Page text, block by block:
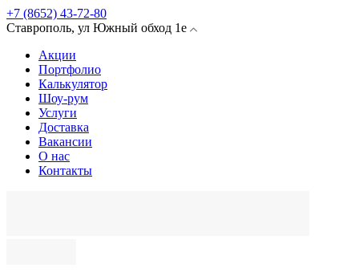
+7 (8652) 43-72-80
Ставрополь, ул Южный обход 1е
Акции
Портфолио
Калькулятор
Шоу-рум
Услуги
Доставка
Вакансии
О нас
Контакты